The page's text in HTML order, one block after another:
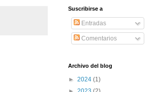
Suscribirse a
Entradas
Comentarios
Archivo del blog
► 2024 (1)